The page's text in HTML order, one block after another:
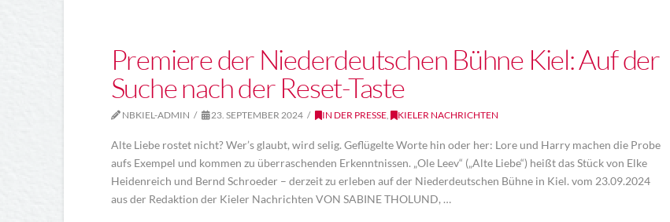
Premiere der Niederdeutschen Bühne Kiel: Auf der
Suche nach der Reset-Taste
NBKIEL-ADMIN 23. SEPTEMBER 2024 IN DER PRESSE , KIELER NACHRICHTEN
Alte Liebe rostet nicht? Wer’s glaubt, wird selig. Geflügelte Worte hin oder her: Lore und Harry machen die Probe
aufs Exempel und kommen zu überraschenden Erkenntnissen. „Ole Leev“ („Alte Liebe“) heißt das Stück von Elke
Heidenreich und Bernd Schroeder – derzeit zu erleben auf der Niederdeutschen Bühne in Kiel. vom 23.09.2024
aus der Redaktion der Kieler Nachrichten VON SABINE THOLUND, …